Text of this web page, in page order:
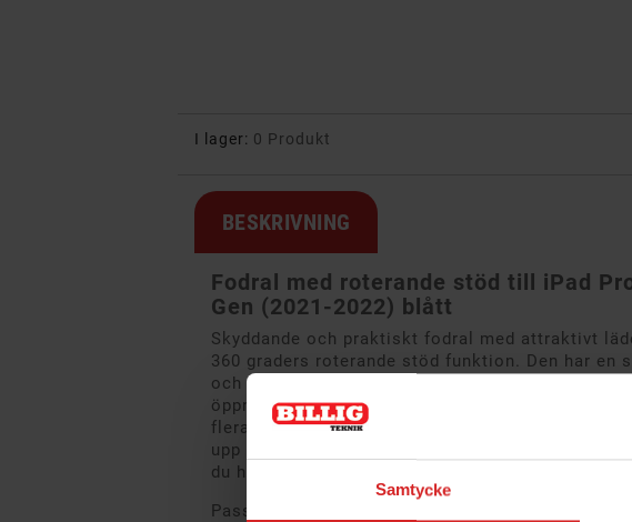
Samtycke
I lager: 0 Produkt
BESKRIVNING
Fodral med roterande stöd till iPad
Gen (2021-2022) blått
Skyddande och praktiskt fodral med attraktivt
360 graders roterande stöd funktion. Den har en
och framsidasida. Din iPad startar och stänger
öppnad alternativt stänger locket. Tittar du på
flera olika betraktningsvinklar via de inbyggda
upp din ipad. Portfolion skyddar din iPad mot
du har full åtkomst av alla brytare, uttag samt
Passar